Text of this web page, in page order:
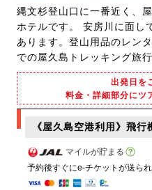
縄文杉登山口に一番近く、
ホテルです。 安房川に面し
あります。登山用品のレン
での屋久島トレッキング旅
出発日を
料金・詳細部分にツ
《屋久島空港利用》飛
マイルが貯まる
予約後すぐにe-チケットが送ら